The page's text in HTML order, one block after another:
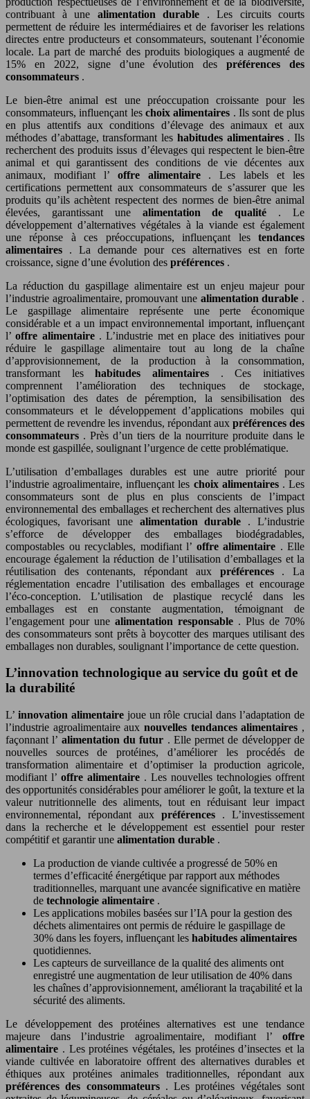
contribuant à une alimentation durable . Les circuits courts
permettent de réduire les intermédiaires et de favoriser les relations
directes entre producteurs et consommateurs, soutenant l’économie
locale. La part de marché des produits biologiques a augmenté de
15% en 2022, signe d’une évolution despréférences des
consommateurs .
Le bien-être animal est une préoccupation croissante pour les
consommateurs, influençant les choix alimentaires . Ils sont de plus
en plus attentifs aux conditions d’élevage des animaux et aux
méthodes d’abattage, transformant les habitudes alimentaires . Ils
recherchent des produits issus d’élevages qui respectent le bien-être
animal et qui garantissent des conditions de vie décentes aux
animaux, modifiant l’ offre alimentaire . Les labels et les
certifications permettent aux consommateurs de s’assurer que les
produits qu’ils achètent respectent des normes de bien-être animal
élevées, garantissant une alimentation de qualité . Le
développement d’alternatives végétales à la viande est également
une réponse à ces préoccupations, influençant les tendances
alimentaires . La demande pour ces alternatives est en forte
croissance, signe d’une évolution des préférences .
La réduction du gaspillage alimentaire est un enjeu majeur pour
l’industrie agroalimentaire, promouvant une alimentation durable .
Le gaspillage alimentaire représente une perte économique
considérable et a un impact environnemental important, influençant
l’offre alimentaire . L’industrie met en place des initiatives pour
réduire le gaspillage alimentaire tout au long de la chaîne
d’approvisionnement, de la production à la consommation,
transformant leshabitudes alimentaires . Ces initiatives
comprennent l’amélioration des techniques de stockage,
l’optimisation des dates de péremption, la sensibilisation des
consommateurs et le développement d’applications mobiles qui
permettent de revendre les invendus, répondant aux préférences des
consommateurs . Près d’un tiers de la nourriture produite dans le
monde est gaspillée, soulignant l’urgence de cette problématique.
L’utilisation d’emballages durables est une autre priorité pour
l’industrie agroalimentaire, influençant les choix alimentaires . Les
consommateurs sont de plus en plus conscients de l’impact
environnemental des emballages et recherchent des alternatives plus
écologiques, favorisant une alimentation durable . L’industrie
s’efforce de développer des emballages biodégradables,
compostables ou recyclables, modifiant l’ offre alimentaire . Elle
encourage également la réduction de l’utilisation d’emballages et la
réutilisation des contenants, répondant aux préférences . La
réglementation encadre l’utilisation des emballages et encourage
l’éco-conception. L’utilisation de plastique recyclé dans les
emballages est en constante augmentation, témoignant de
l’engagement pour une alimentation responsable . Plus de 70%
des consommateurs sont prêts à boycotter des marques utilisant des
emballages non durables, soulignant l’importance de cette question.
L’innovation technologique au service du goût et de
la durabilité
L’ innovation alimentaire joue un rôle crucial dans l’adaptation de
l’industrie agroalimentaire aux nouvelles tendances alimentaires ,
façonnant l’ alimentation du futur . Elle permet de développer de
nouvelles sources de protéines, d’améliorer les procédés de
transformation alimentaire et d’optimiser la production agricole,
modifiant l’ offre alimentaire . Les nouvelles technologies offrent
des opportunités considérables pour améliorer le goût, la texture et la
valeur nutritionnelle des aliments, tout en réduisant leur impact
environnemental, répondant aux préférences . L’investissement
dans la recherche et le développement est essentiel pour rester
compétitif et garantir une alimentation durable .
La production de viande cultivée a progressé de 50% en
termes d’efficacité énergétique par rapport aux méthodes
traditionnelles, marquant une avancée significative en matière
de technologie alimentaire .
Les applications mobiles basées sur l’IA pour la gestion des
déchets alimentaires ont permis de réduire le gaspillage de
30% dans les foyers, influençant les habitudes alimentaires
quotidiennes.
Les capteurs de surveillance de la qualité des aliments ont
enregistré une augmentation de leur utilisation de 40% dans
les chaînes d’approvisionnement, améliorant la traçabilité et la
sécurité des aliments.
Le développement des protéines alternatives est une tendance
majeure dans l’industrie agroalimentaire, modifiant l’ offre
alimentaire . Les protéines végétales, les protéines d’insectes et la
viande cultivée en laboratoire offrent des alternatives durables et
éthiques aux protéines animales traditionnelles, répondant aux
préférences des consommateurs . Les protéines végétales sont